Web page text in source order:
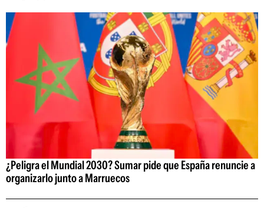
¿Peligra el Mundial 2030? Sumar pide que España renuncie a
organizarlo junto a Marruecos